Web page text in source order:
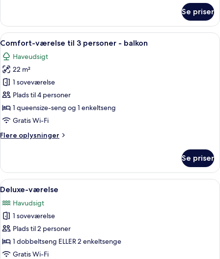
dobbeltværelse
Se priser
Indlæs
alle
billeder
af
Comfort-
værelse
til
3
-
Et soveværelse med seng, stol,
14
Comfort-værelse til 3 personer - balkon
Haveudsigt
22 m²
1 soveværelse
Plads til 4 personer
1 queensize-seng og 1 enkeltseng
Gratis Wi-Fi
Flere oplysninger
Flere
værelse
til
3
-
balkon
Se priser
Indlæs
alle
billeder
af
Deluxe-
værelse
En balkon med udsigt over en
15
Deluxe-værelse
Havudsigt
1 soveværelse
Plads til 2 personer
1 dobbeltseng ELLER 2 enkeltsenge
Gratis Wi-Fi